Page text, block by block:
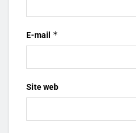
E-mail *
Site web